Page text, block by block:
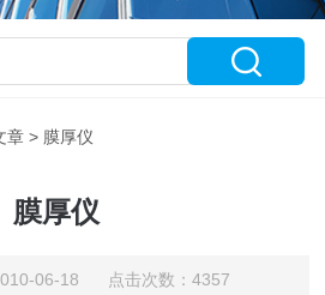
章 > 膜厚仪
膜厚仪
06-18 点击次数：4357